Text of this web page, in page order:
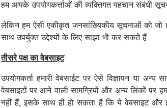
हम आपके उपयोगकर्त्ताओं की व्यक्तिगत पहचान संबंधी
लेकिन हम ऐसी एकीकृत जनसांख्यिकीय सूचनाओं को जो
साथ उपर्युक्त उद्देश्यों के लिए साझा भी कर सकते हैं
तीसरे पक्ष का वेबसाइट
उपयोगकर्ता हमारी वेबसाईट पर ऐसे विज्ञापन या
वेबसाइटों पर आने वाली सामग्रियों और अन्य लिंकों पर
नहीं हैं, इसके साथ ही हो सकता है कि ये वेबसाइट और